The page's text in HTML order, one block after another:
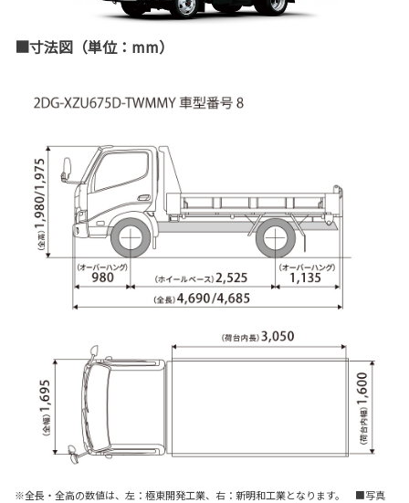
■寸法図（単位：mm）
※全長・全高の数値は、左：極東開発工業、右：新明和工業となります。 ■写真